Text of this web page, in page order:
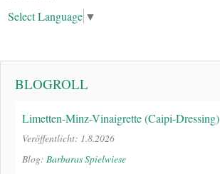
Select Language ▼
BLOGROLL
Limetten-Minz-Vinaigrette (Caipi-Dressing)
Veröffentlicht: 1.8.2026
Blog: Barbaras Spielwiese